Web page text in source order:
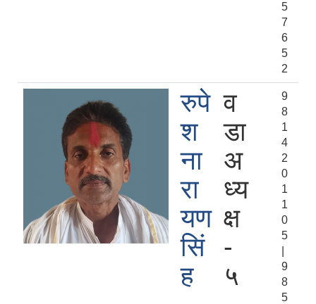
5
7
6
5
2
रुपे
श
ना
रा
यण
सिं
ह
व
डा
अ
ध्य
क्ष
-
५
9
8
1
4
2
0
1
1
0
5
9
8
5